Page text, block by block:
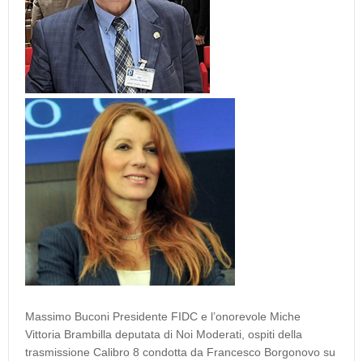
Massimo Buconi Presidente FIDC e l’onorevole Miche
Vittoria Brambilla deputata di Noi Moderati, ospiti della
trasmissione Calibro 8 condotta da Francesco Borgonovo su